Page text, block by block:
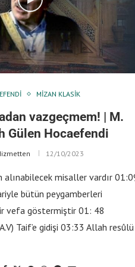
MIZAN KLASIK
vazgeçmem! | M.
Gülen Hocaefendi
12/10/2023
alınabilecek misaller vardır
bütün peygamberleri
vefa göstermiştir 01: 48
Taif’e gidişi 03:33 Allah resûlü